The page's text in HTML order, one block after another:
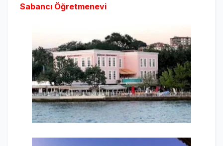
Sabancı Öğretmenevi